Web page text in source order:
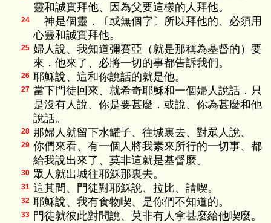
靈和誠實拜他、因為父要這樣的人拜他。
24
神是個靈．〔或無個字〕所以拜他的、必須用
心靈和誠實拜他。
25 婦人說、我知道彌賽亞（就是那稱為基督的）要
來．他來了、必將一切的事都告訴我們。
26 耶穌說、這和你說話的就是他。
27 當下門徒回來、就希奇耶穌和一個婦人說話．只
是沒有人說、你是要甚麼．或說、你為甚麼和他
說話。
28 那婦人就留下水罐子、往城裏去、對眾人說、
29 你們來看、有一個人將我素來所行的一切事、都
給我說出來了、莫非這就是基督麼。
30 眾人就出城往耶穌那裏去。
31 這其間、門徒對耶穌說、拉比、請喫。
32 耶穌說、我有食物喫、是你們不知道的。
33 門徒就彼此對問說、莫非有人拿甚麼給他喫麼。